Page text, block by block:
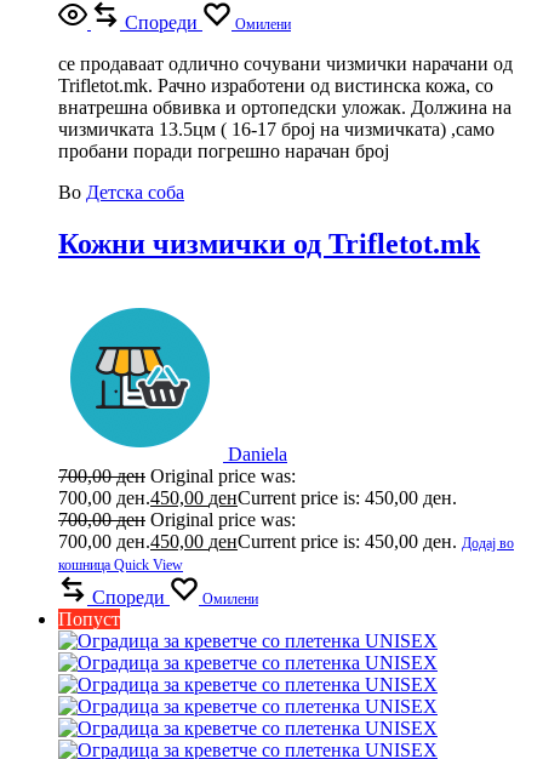
Спореди Омилени
се продаваат одлично сочувани чизмички нарачани од
Trifletot.mk. Рачно изработени од вистинска кожа, со
внатрешна обвивка и ортопедски уложак. Должина на
чизмичката 13.5цм ( 16-17 број на чизмичката) ,само
пробани поради погрешно нарачан број
Во Детска соба
Кожни чизмички од Trifletot.mk
Daniela
700,00ден Original price was:
700,00 ден.450,00 денCurrent price is: 450,00 ден.
700,00ден Original price was:
700,00 ден.450,00 денCurrent price is: 450,00 ден. Додај во
кошница Quick View
Спореди Омилени
Попуст